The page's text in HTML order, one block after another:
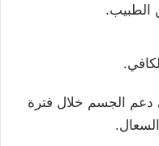
الطبيب.
الجسم خلال فترة